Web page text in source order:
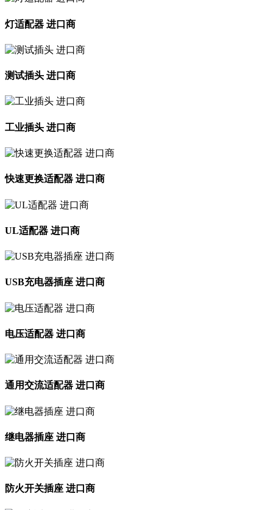
灯适配器 进口商
测试插头 进口商
工业插头 进口商
快速更换适配器 进口商
UL适配器 进口商
USB充电器插座 进口商
电压适配器 进口商
通用交流适配器 进口商
继电器插座 进口商
防火开关插座 进口商